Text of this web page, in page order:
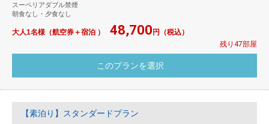
スーペリアダブル禁煙
朝食なし・夕食なし
大人1名様（航空券＋宿泊 ） 48,700円（税込）
残り47部屋
【素泊り】スタンダードプラン